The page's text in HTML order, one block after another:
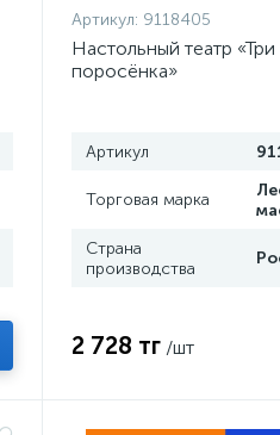
Артикул: 9118405
Настольный театр «Три
поросёнка»
Артикул
Торговая марка
Страна
производства
2 728 тг /шт